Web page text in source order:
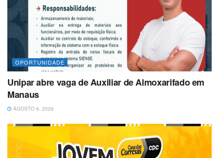
OPORTUNIDADE
Unipar abre vaga de Auxiliar de Almoxarifado em
Manaus
AGOSTO 6, 2026